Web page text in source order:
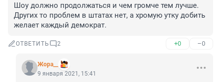
Шоу должно продолжаться и чем громче тем лучше.
Других то проблем в штатах нет, а хромую утку добить
желает каждый демократ.
ОТВЕТИТЬ 2 +0 –0
Жора__
9 января 2021, 15:41